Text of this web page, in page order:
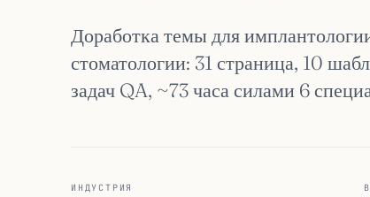
Доработка темы для
стоматологии: 31 страница, 10
задач QA, ~73 часа силами 6
ИНДУСТРИЯ